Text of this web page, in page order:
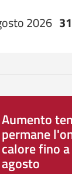
2026
Aumento
permane
calore fino
agosto